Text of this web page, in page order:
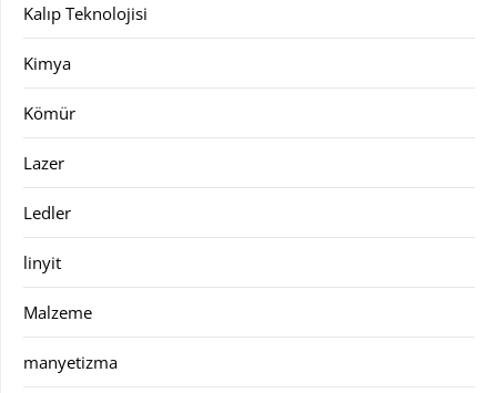
Kalıp Teknolojisi
Kimya
Kömür
Lazer
Ledler
linyit
Malzeme
manyetizma